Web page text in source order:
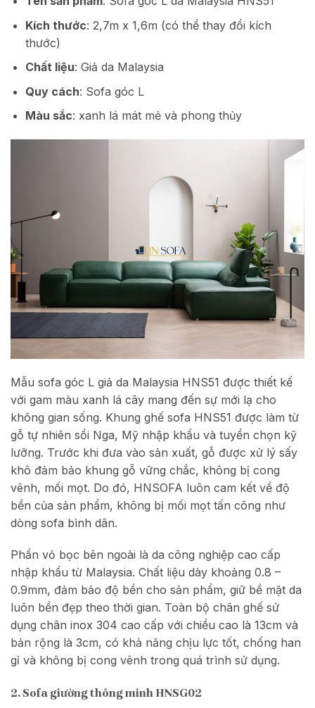
Kích thước: 2,7m x 1,6m (có thể thay đổi kích
thước)
Chất liệu: Giả da Malaysia
Quy cách: Sofa góc L
Màu sắc: xanh lá mát mẻ và phong thủy
Mẫu sofa góc L giả da Malaysia HNS51 được thiết kế
với gam màu xanh lá cây mang đến sự mới lạ cho
không gian sống. Khung ghế sofa HNS51 được làm từ
gỗ tự nhiên sồi Nga, Mỹ nhập khẩu và tuyển chọn kỹ
lưỡng. Trước khi đưa vào sản xuất, gỗ được xử lý sấy
khô đảm bảo khung gỗ vững chắc, không bị cong
vênh, mối mọt. Do đó, HNSOFA luôn cam kết về độ
bền của sản phẩm, không bị mối mọt tấn công như
dòng sofa bình dân.
Phần vỏ bọc bên ngoài là da công nghiệp cao cấp
nhập khẩu từ Malaysia. Chất liệu dày khoảng 0.8 –
0.9mm, đảm bảo độ bền cho sản phẩm, giữ bề mặt da
luôn bền đẹp theo thời gian. Toàn bộ chân ghế sử
dụng chân inox 304 cao cấp với chiều cao là 13cm và
bản rộng là 3cm, có khả năng chịu lực tốt, chống han
gỉ và không bị cong vênh trong quá trình sử dụng.
2. Sofa giường thông minh HNSG02